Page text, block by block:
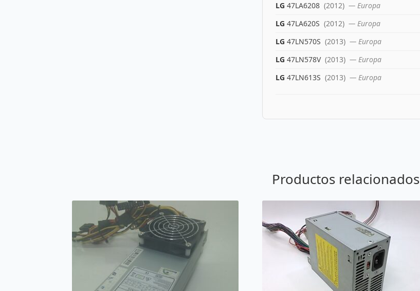
LG 47LA6208 (2012) — Europa
LG 47LA620S (2012) — Europa
LG 47LN570S (2013) — Europa
LG 47LN578V (2013) — Europa
LG 47LN613S (2013) — Europa
Productos relacionados